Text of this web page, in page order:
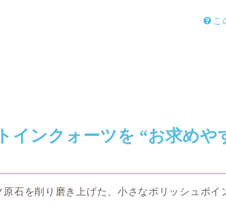
こ
インクォーツを “お求めや
石を削り磨き上げた、小さなポリッシュポイ